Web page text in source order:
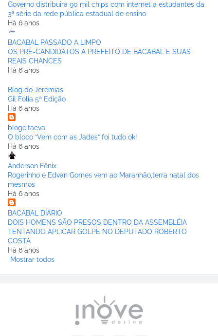
Governo distribuirá 90 mil chips com internet a estudantes da
3ª série da rede pública estadual de ensino
Há 6 anos
BACABAL PASSADO A LIMPO
OS PRÉ-CANDIDATOS A PREFEITO DE BACABAL E SUAS
REAIS CHANCES
Há 6 anos
Blog do Jeremias
Gil Folia 5ª Edição
Há 6 anos
blogeitaeva
O bloco “Vem com as Jades” foi tudo ok!
Há 6 anos
Anderson Fênix
Rogerinho e Edvan Gomes vem ao Maranhão,terra natal dos
mesmos
Há 6 anos
BACABAL DIÁRIO
DOIS HOMENS SÃO PRESOS DENTRO DA ASSEMBLÉIA
TENTANDO APLICAR GOLPE NO DEPUTADO ROBERTO
COSTA
Há 6 anos
Mostrar todos